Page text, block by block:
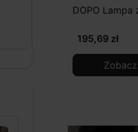
DOPO Lampa
195,69 zł